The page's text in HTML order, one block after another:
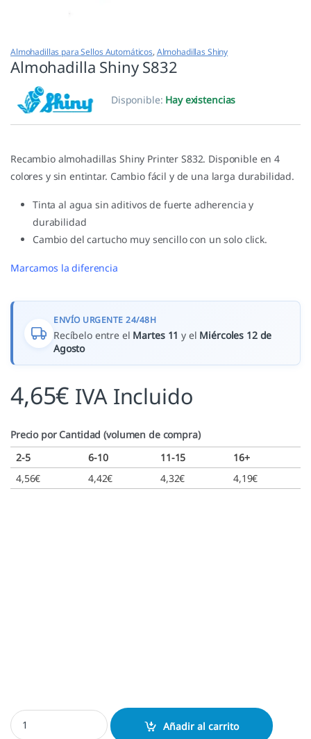
Almohadillas para Sellos Automáticos, Almohadillas Shiny
Almohadilla Shiny S832
Disponible: Hay existencias
Recambio almohadillas Shiny Printer S832. Disponible en 4
colores y sin entintar. Cambio fácil y de una larga durabilidad.
Tinta al agua sin aditivos de fuerte adherencia y
durabilidad
Cambio del cartucho muy sencillo con un solo click.
Marcamos la diferencia
ENVÍO URGENTE 24/48H
Recíbelo entre el Martes 11 y el Miércoles 12 de
Agosto
4,65€ IVA Incluido
Precio por Cantidad (volumen de compra)
2-5
6-10 11-15
16+
4,56€ 4,42€ 4,32€ 4,19€
Almohadilla Shiny S832 cantidad
Añadir al carrito